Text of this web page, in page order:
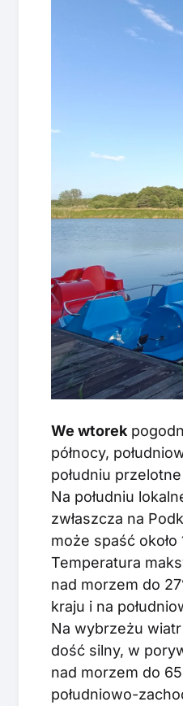
We wtorek
północy,
południu
Na południu
zwłaszcza na
może spaść
Temperatura
nad morzem do
kraju i na
Na wybrzeżu
dość silny, w
nad morzem do
południowo-